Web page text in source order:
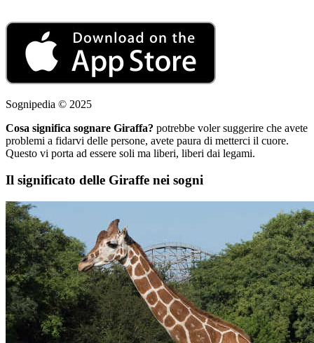
Sognipedia © 2025
Cosa significa sognare Giraffa? potrebbe voler suggerire che avete
problemi a fidarvi delle persone, avete paura di metterci il cuore.
Questo vi porta ad essere soli ma liberi, liberi dai legami.
Il significato delle Giraffe nei sogni